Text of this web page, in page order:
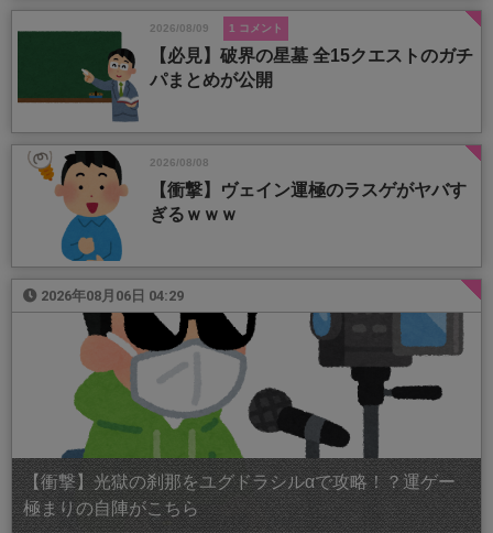
2026/08/09 1 コメント
【必見】破界の星墓 全15クエストのガチ
パまとめが公開
2026/08/08
【衝撃】ヴェイン運極のラスゲがヤバす
ぎるｗｗｗ
2026年08月06日 04:29
【衝撃】光獄の刹那をユグドラシルαで攻略！？運ゲー
極まりの自陣がこちら